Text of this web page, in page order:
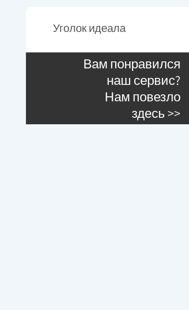
Уголок идеала
Вам понравился
наш сервис?
Нам повезло
здесь >>